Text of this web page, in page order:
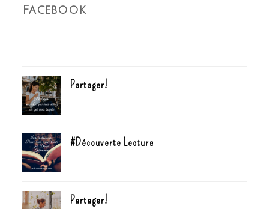
Facebook
Partager!
#Découverte Lecture
Partager!